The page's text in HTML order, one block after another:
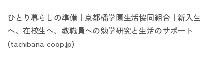
ひとり暮らしの準備｜京都橘学園生活協同組合｜新入生
へ、在校生へ、教職員への勉学研究と生活のサポート
(tachibana-coop.jp)